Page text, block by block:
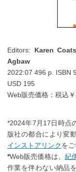
Editors: Karen Coats
Agbaw
2022:07 496 p. ISBN
USD 195
Web販売価格：税込
*2024年7月17日時点
版社の都合により変
インストアリンクをご
*Web販売価格は、 紀
作業を伴わない納品